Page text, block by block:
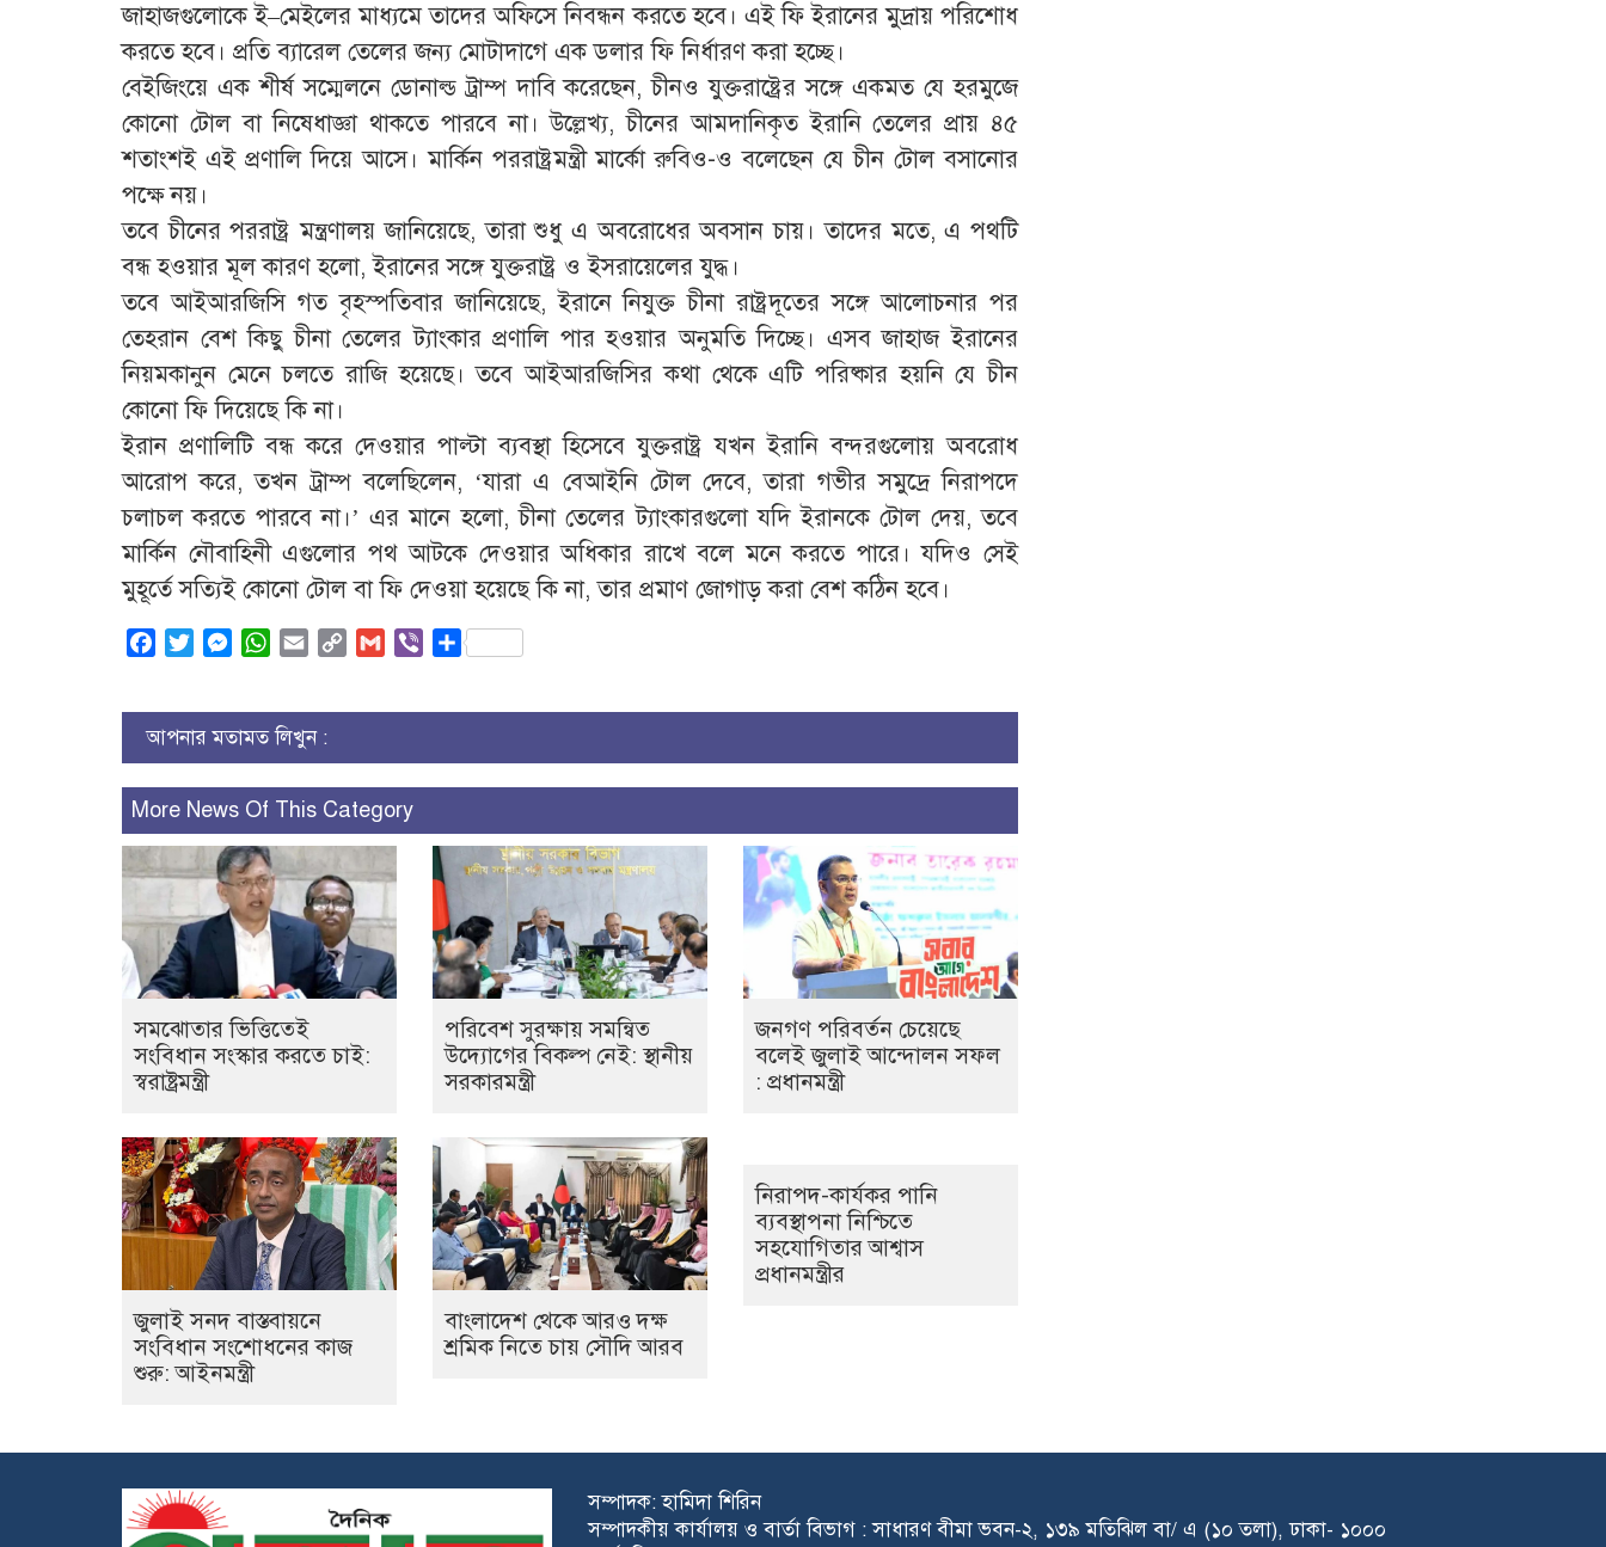
জাহাজগুলোকে ই–মেইলের মাধ্যমে তাদের অফিসে নিবন্ধন করতে হবে। এই ফি ইরানের মুদ্রায় পরিশোধ
করতে হবে। প্রতি ব্যারেল তেলের জন্য মোটাদাগে এক ডলার ফি নির্ধারণ করা হচ্ছে।
বেইজিংয়ে এক শীর্ষ সম্মেলনে ডোনাল্ড ট্রাম্প দাবি করেছেন, চীনও যুক্তরাষ্ট্রের সঙ্গে একমত যে হরমুজে
কোনো টোল বা নিষেধাজ্ঞা থাকতে পারবে না। উল্লেখ্য, চীনের আমদানিকৃত ইরানি তেলের প্রায় ৪৫
শতাংশই এই প্রণালি দিয়ে আসে। মার্কিন পররাষ্ট্রমন্ত্রী মার্কো রুবিও-ও বলেছেন যে চীন টোল বসানোর
পক্ষে নয়।
তবে চীনের পররাষ্ট্র মন্ত্রণালয় জানিয়েছে, তারা শুধু এ অবরোধের অবসান চায়। তাদের মতে, এ পথটি
বন্ধ হওয়ার মূল কারণ হলো, ইরানের সঙ্গে যুক্তরাষ্ট্র ও ইসরায়েলের যুদ্ধ।
তবে আইআরজিসি গত বৃহস্পতিবার জানিয়েছে, ইরানে নিযুক্ত চীনা রাষ্ট্রদূতের সঙ্গে আলোচনার পর
তেহরান বেশ কিছু চীনা তেলের ট্যাংকার প্রণালি পার হওয়ার অনুমতি দিচ্ছে। এসব জাহাজ ইরানের
নিয়মকানুন মেনে চলতে রাজি হয়েছে। তবে আইআরজিসির কথা থেকে এটি পরিষ্কার হয়নি যে চীন
কোনো ফি দিয়েছে কি না।
ইরান প্রণালিটি বন্ধ করে দেওয়ার পাল্টা ব্যবস্থা হিসেবে যুক্তরাষ্ট্র যখন ইরানি বন্দরগুলোয় অবরোধ
আরোপ করে, তখন ট্রাম্প বলেছিলেন, ‘যারা এ বেআইনি টোল দেবে, তারা গভীর সমুদ্রে নিরাপদে
চলাচল করতে পারবে না।’ এর মানে হলো, চীনা তেলের ট্যাংকারগুলো যদি ইরানকে টোল দেয়, তবে
মার্কিন নৌবাহিনী এগুলোর পথ আটকে দেওয়ার অধিকার রাখে বলে মনে করতে পারে। যদিও সেই
মুহূর্তে সত্যিই কোনো টোল বা ফি দেওয়া হয়েছে কি না, তার প্রমাণ জোগাড় করা বেশ কঠিন হবে।
FacebookTwitterMessenger
WhatsApp
Email
Copy
Gmail ViberShare
আপনার মতামত লিখুন :
More News Of This Category
সমঝোতার ভিত্তিতেই
সংবিধান সংস্কার করতে চাই:
স্বরাষ্ট্রমন্ত্রী
পরিবেশ সুরক্ষায় সমন্বিত
উদ্যোগের বিকল্প নেই: স্থানীয়
সরকারমন্ত্রী
জনগণ পরিবর্তন চেয়েছে
বলেই জুলাই আন্দোলন সফল
: প্রধানমন্ত্রী
জুলাই সনদ বাস্তবায়নে
সংবিধান সংশোধনের কাজ
শুরু: আইনমন্ত্রী
বাংলাদেশ থেকে আরও দক্ষ
শ্রমিক নিতে চায় সৌদি আরব
নিরাপদ-কার্যকর পানি
ব্যবস্থাপনা নিশ্চিতে
সহযোগিতার আশ্বাস
প্রধানমন্ত্রীর
সম্পাদক: হামিদা শিরিন
সম্পাদকীয় কার্যালয় ও বার্তা বিভাগ : সাধারণ বীমা ভবন-২, ১৩৯ মতিঝিল বা/ এ (১০ তলা), ঢাকা- ১০০০